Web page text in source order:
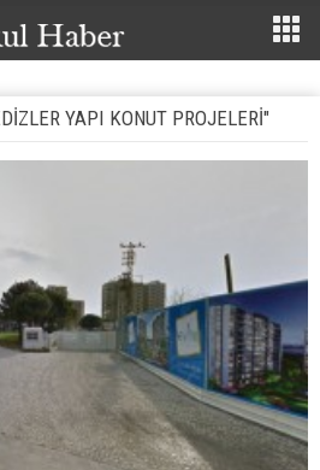
YAPI KONUT PROJELERI"